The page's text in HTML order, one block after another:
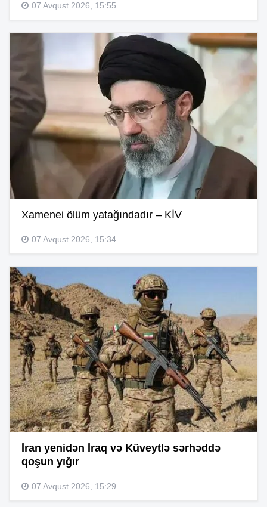
07 Avqust 2026, 15:55
Xamenei ölüm yatağındadır – KİV
07 Avqust 2026, 15:34
İran yenidən İraq və Küveytlə sərhəddə
qoşun yığır
07 Avqust 2026, 15:29